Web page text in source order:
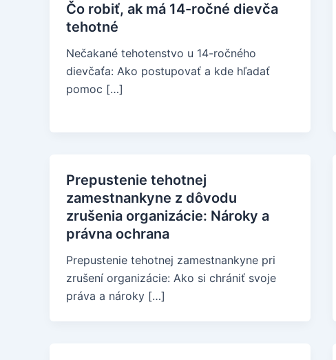
Čo robiť, ak má 14-ročné dievča
tehotné
Nečakané tehotenstvo u 14-ročného
dievčaťa: Ako postupovať a kde hľadať
pomoc […]
Prepustenie tehotnej
zamestnankyne z dôvodu
zrušenia organizácie: Nároky a
právna ochrana
Prepustenie tehotnej zamestnankyne pri
zrušení organizácie: Ako si chrániť svoje
práva a nároky […]